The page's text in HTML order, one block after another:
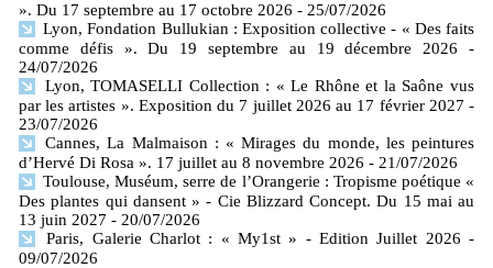
». Du 17 septembre au 17 octobre 2026 - 25/07/2026
Lyon, Fondation Bullukian : Exposition collective - « Des faits
comme défis ». Du 19 septembre au 19 décembre 2026
-
24/07/2026
Lyon, TOMASELLI Collection : « Le Rhône et la Saône vus
par les artistes ». Exposition du 7 juillet 2026 au 17 février 2027 -
23/07/2026
Cannes, La Malmaison : « Mirages du monde, les peintures
d’Hervé Di Rosa ». 17 juillet au 8 novembre 2026 - 21/07/2026
Toulouse, Muséum, serre de l’Orangerie : Tropisme poétique «
Des plantes qui dansent » - Cie Blizzard Concept. Du 15 mai au
13 juin 2027 - 20/07/2026
Paris, Galerie Charlot : « My1st » - Edition Juillet 2026 -
09/07/2026